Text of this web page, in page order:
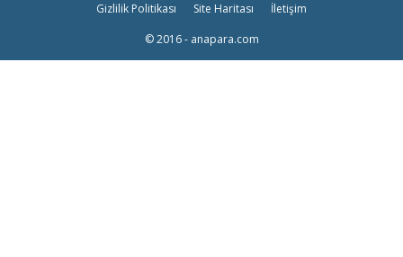
Gizlilik Politikası
Site Haritası
İletişim
© 2016 - anapara.com